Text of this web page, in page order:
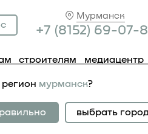
Мурманск
+7 (81 52) 69-07-
строителям медиацентр
мурманск?
выбрать